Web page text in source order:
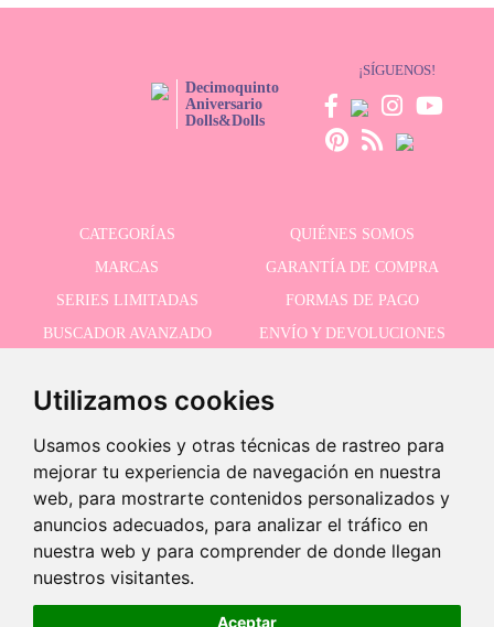
Utilizamos cookies
Usamos cookies y otras técnicas de rastreo para
mejorar tu experiencia de navegación en nuestra
web, para mostrarte contenidos personalizados y
anuncios adecuados, para analizar el tráfico en
nuestra web y para comprender de donde llegan
nuestros visitantes.
Aceptar
21,95 € +
-
Decimoquinto
Aniversario
Dolls&Dolls
¡SÍGUENOS!
CATEGORÍAS
QUIÉNES SOMOS
MARCAS
GARANTÍA DE COMPRA
SERIES LIMITADAS
FORMAS DE PAGO
BUSCADOR AVANZADO
ENVÍO Y DEVOLUCIONES
RECIBE NUESTRAS ÚLTIMAS NOVEDADES
Acepto la política de privacidad